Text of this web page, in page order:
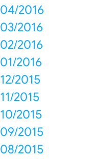
04/2016
03/2016
02/2016
01/2016
12/2015
11/2015
10/2015
09/2015
08/2015